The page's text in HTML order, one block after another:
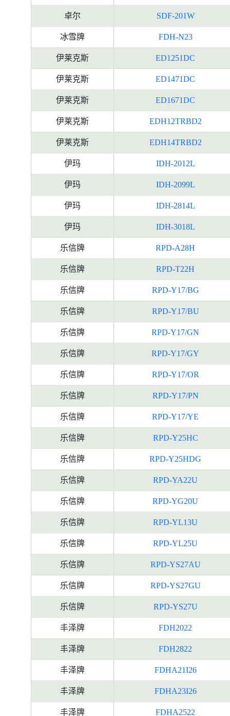
卓尔 SDF-201W
冰雪牌 FDH-N23
伊莱克斯 ED1251DC
伊莱克斯 ED1471DC
伊莱克斯 ED1671DC
伊莱克斯 EDH12TRBD2
伊莱克斯 EDH14TRBD2
伊玛 IDH-2012L
伊玛 IDH-2099L
伊玛 IDH-2814L
伊玛 IDH-3018L
乐信牌 RPD-A28H
乐信牌 RPD-T22H
乐信牌 RPD-Y17/BG
乐信牌 RPD-Y17/BU
乐信牌 RPD-Y17/GN
乐信牌 RPD-Y17/GY
乐信牌 RPD-Y17/OR
乐信牌 RPD-Y17/PN
乐信牌 RPD-Y17/YE
乐信牌 RPD-Y25HC
乐信牌 RPD-Y25HDG
乐信牌 RPD-YA22U
乐信牌 RPD-YG20U
乐信牌 RPD-YL13U
乐信牌 RPD-YL25U
乐信牌 RPD-YS27AU
乐信牌 RPD-YS27GU
乐信牌 RPD-YS27U
丰泽牌 FDH2022
丰泽牌 FDH2822
丰泽牌 FDHA21I26
丰泽牌 FDHA23I26
丰泽牌 FDHA2522